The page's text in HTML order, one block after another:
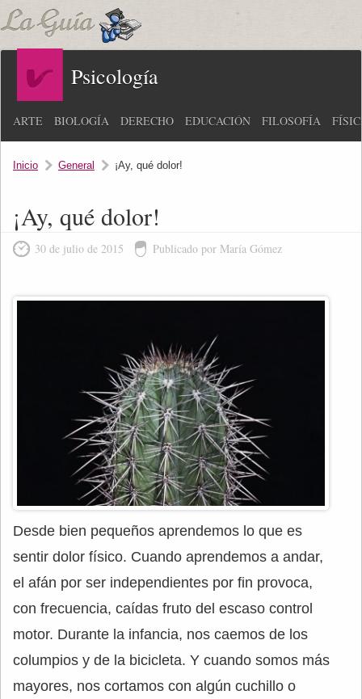
Psicología
ARTE BIOLOGÍA DERECHO EDUCACIÓN FILOSOFÍA
Inicio General ¡Ay, qué dolor!
¡Ay, qué dolor!
30 de julio de 2015 Publicado por María Gómez
Desde bien pequeños aprendemos lo que es
sentir dolor físico. Cuando aprendemos a andar,
el afán por ser independientes por fin provoca,
con frecuencia, caídas fruto del escaso control
motor. Durante la infancia, nos caemos de los
columpios y de la bicicleta. Y cuando somos más
mayores, nos cortamos con algún cuchillo o